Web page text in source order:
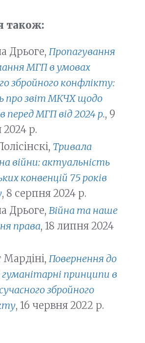
також:
Дрьоге, Пропагування
МГП в умовах
збройного конфлікту:
про звіт МКЧХ щодо
перед МГП від 2024 р., 9
р.
Тривала
війни: актуальність
конвенцій 75 років
, 8 серпня 2024 р.
Дрьоге, Війна та наше
права, 18 липня 2024
Повернення до
принципи в
збройного
, 16 червня 2022 р.